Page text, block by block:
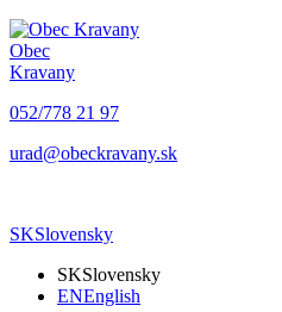
Obec
Kravany
052/778 21 97
urad@obeckravany.sk
SKSlovensky
SKSlovensky
ENEnglish